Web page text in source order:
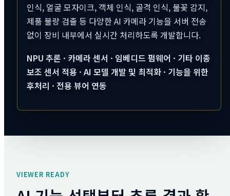
인식, 얼굴 모자이크, 객체 인식, 골격 인식, 불꽃 감지,
제품 불량 검출 등 다양한 AI 카메라 기능을 서버 전송
없이 장비 내부에서 실시간 처리하도록 개발합니다.
NPU 추론 · 카메라 센서 · 임베디드 펌웨어 · 기타 이종
보조 센서 적용 · AI 모델 개발 및 최적화 · 기능을 위한
후처리 · 전용 뷰어 연동
VIEWER READY